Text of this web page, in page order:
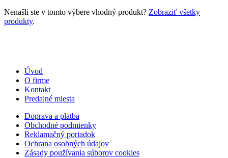
Nenašli ste v tomto výbere vhodný produkt? Zobraziť všetky
produkty.
Úvod
O firme
Kontakt
Predajné miesta
Doprava a platba
Obchodné podmienky
Reklamačný poriadok
Ochrana osobných údajov
Zásady používania súborov cookies